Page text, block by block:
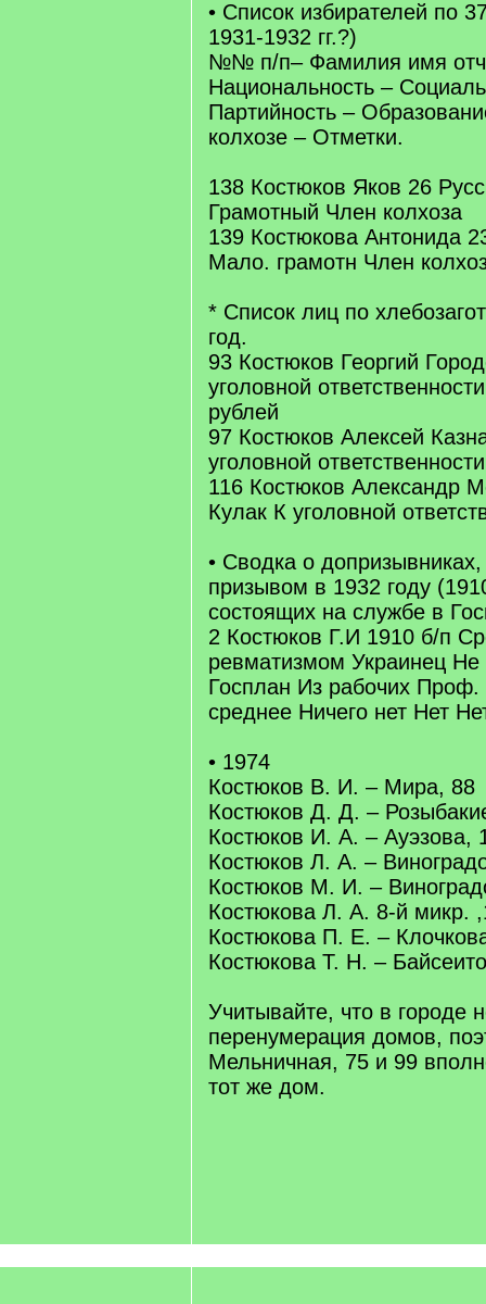
• Список избирателей по
1931-1932 гг.?)
№№ п/п– Фамилия имя
Национальность –
Партийность –
колхозе – Отметки.
138 Костюков Яков 26
Грамотный Член колхоза
139 Костюкова Антонида
Мало. грамотн Член
* Список лиц по
год.
93 Костюков Георгий
уголовной
рублей
97 Костюков Алексей
уголовной ответственности
116 Костюков Александр
Кулак К уголовной
• Сводка о
призывом в 1932 году
состоящих на службе в
2 Костюков Г.И 1910 б/п
ревматизмом Украинец Не
Госплан Из рабочих Проф.
среднее Ничего нет Нет
• 1974
Костюков В. И. – Мира, 88
Костюков Д. Д. –
Костюков И. А. – Ауэзова,
Костюков Л. А. –
Костюков М. И. –
Костюкова Л. А. 8-й микр.
Костюкова П. Е. –
Костюкова Т. Н. –
Учитывайте, что в городе
перенумерация домов,
Мельничная, 75 и 99
тот же дом.